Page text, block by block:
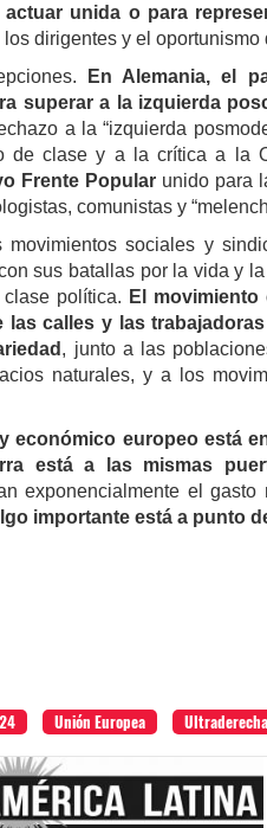
actuar unida o para
dirigentes y el
En Alemania, el
superar a la izquierda
a la “izquierda
de clase y a la crítica a la
Frente Popular unido para
comunistas y
movimientos sociales y
sus batallas por la vida y
política. El
las calles y las
, junto a las
naturales, y a los
económico europeo está
está a las mismas
exponencialmente el
importante está a punto
Unión Europea Ultraderecha